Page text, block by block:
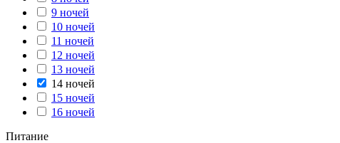
9 ночей
10 ночей
11 ночей
12 ночей
13 ночей
14 ночей
15 ночей
16 ночей
Питание